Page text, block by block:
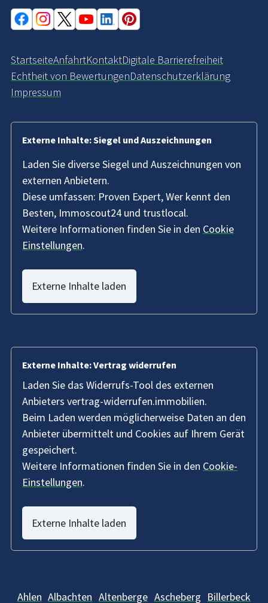
StartseiteAnfahrtKontaktDigitale Barrierefreiheit
Echtheit von BewertungenDatenschutzerklärung
Impressum
Externe Inhalte: Siegel und Auszeichnungen
Laden Sie diverse Siegel und Auszeichnungen von
externen Anbietern.
Diese umfassen: Proven Expert, Wer kennt den
Besten, Immoscout24 und trustlocal.
Weitere Informationen finden Sie in den Cookie
Einstellungen.
Externe Inhalte laden
Externe Inhalte: Vertrag widerrufen
Laden Sie das Widerrufs-Tool des externen
Anbieters vertrag-widerrufen.immobilien.
Beim Laden werden möglicherweise Daten an den
Anbieter übermittelt und Cookies auf Ihrem Gerät
gespeichert.
Weitere Informationen finden Sie in den Cookie-
Einstellungen.
Externe Inhalte laden
Ahlen Albachten Altenberge Ascheberg Billerbeck